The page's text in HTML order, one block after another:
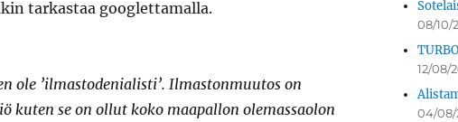
tarkastaa googlettamalla.
ole ’ilmastodenialisti’. Ilmastonmuutos on
kuten se on ollut koko maapallon olemassaolon
08/10/
12/08/
04/08/